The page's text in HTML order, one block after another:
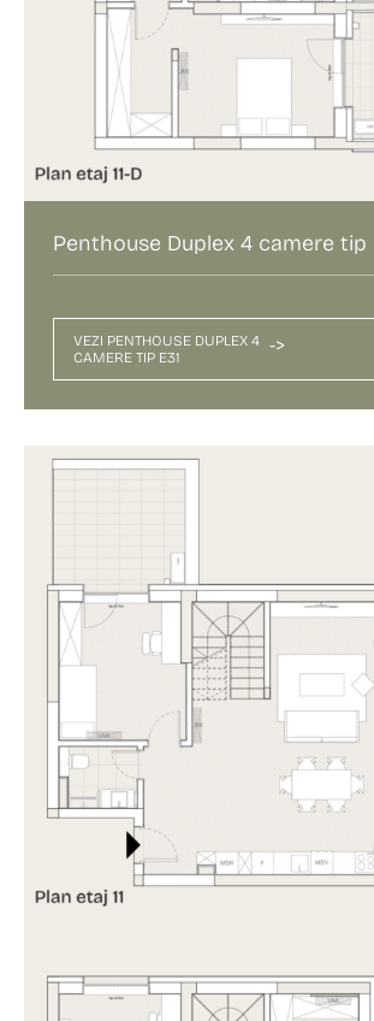
Penthouse Duplex 4 camere tip
VEZI PENTHOUSE DUPLEX 4
CAMERE TIP E31
->